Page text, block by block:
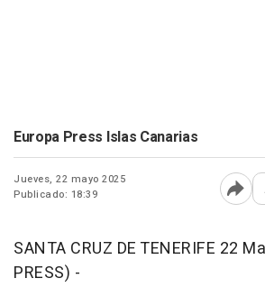
Europa Press Islas Canarias
Jueves, 22 mayo 2025
Publicado: 18:39
SANTA CRUZ DE TENERIFE 22
PRESS) -